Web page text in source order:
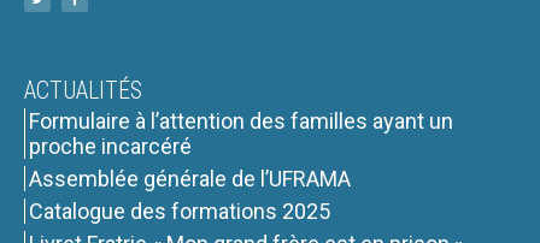
ACTUALITÉS
Formulaire à l’attention des familles ayant un
proche incarcéré
Assemblée générale de l’UFRAMA
Catalogue des formations 2025